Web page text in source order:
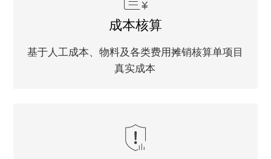
成本核算
基于人工成本、物料及各类费用摊销核算单项目
真实成本